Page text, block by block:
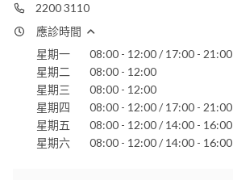
2200 3110
應診時間
星期一
08:00 - 12:00 / 17:00 - 21:00
星期二
08:00 - 12:00
星期三
08:00 - 12:00
星期四
08:00 - 12:00 / 17:00 - 21:00
星期五
08:00 - 12:00 / 14:00 - 16:00
星期六
08:00 - 12:00 / 14:00 - 16:00